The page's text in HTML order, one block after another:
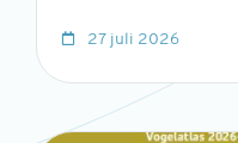
27 juli 2026